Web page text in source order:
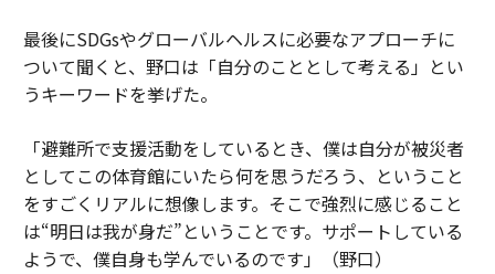
最後にSDGsやグローバルヘルスに必要なアプローチに
ついて聞くと、野口は「自分のこととして考える」とい
うキーワードを挙げた。
「避難所で支援活動をしているとき、僕は自分が被災者
としてこの体育館にいたら何を思うだろう、ということ
をすごくリアルに想像します。そこで強烈に感じること
は“明日は我が身だ”ということです。サポートしている
ようで、僕自身も学んでいるのです」（野口）